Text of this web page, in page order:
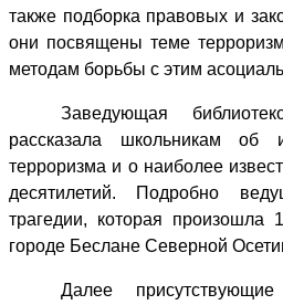
также подборка правовых и
они посвящены теме
методам борьбы с этим
Заведующая
рассказала школьникам об
терроризма и о наиболее
десятилетий. Подробно
трагедии, которая произошла
городе Беслане Северной
Далее